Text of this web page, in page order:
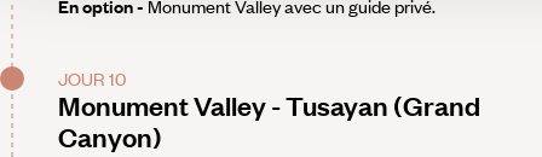
En option - Monument Valley avec un guide privé.
JOUR 10
Monument Valley - Tusayan (Grand
Canyon)